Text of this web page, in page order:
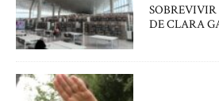
DE CLARA